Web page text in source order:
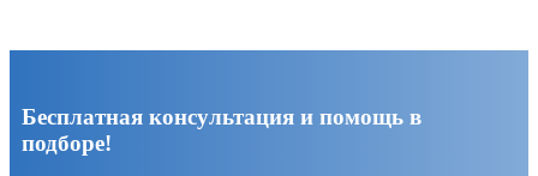
Бесплатная консультация и помощь в
подборе!